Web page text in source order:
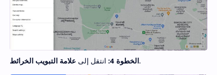
الخطوة 4: انتقل إلى علامة التبويب الخرائط .